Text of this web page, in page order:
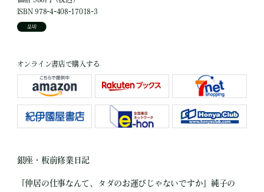
ISBN 978-4-408-17018-3
品切
オンライン書店で購入する
銀座・板前修業日記
「仲居の仕事なんて、タダのお運びじゃないですか」純子の